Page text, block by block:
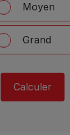
Moyen
Grand
Calculer